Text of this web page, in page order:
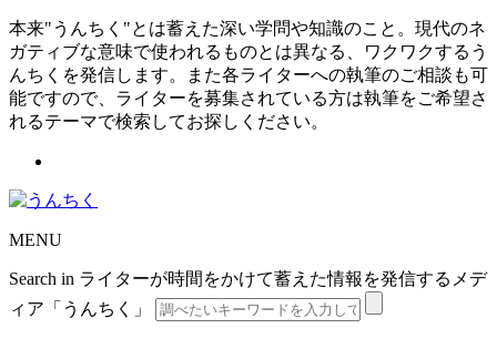
本来"うんちく"とは蓄えた深い学問や知識のこと。現代のネ
ガティブな意味で使われるものとは異なる、ワクワクするう
んちくを発信します。また各ライターへの執筆のご相談も可
能ですので、ライターを募集されている方は執筆をご希望さ
れるテーマで検索してお探しください。
MENU
Search in ライターが時間をかけて蓄えた情報を発信するメデ
ィア「うんちく」